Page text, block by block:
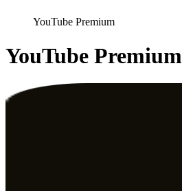
YouTube Premium
YouTube Premium